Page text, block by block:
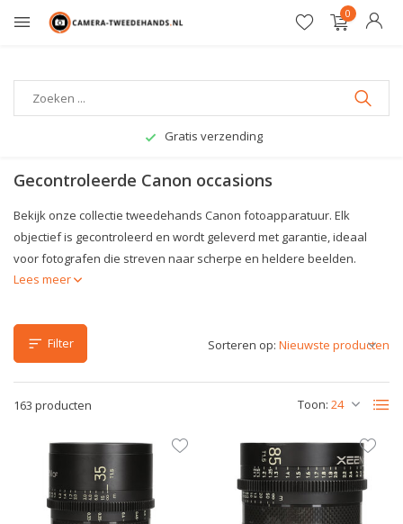
0
Gratis verzending
Gecontroleerde Canon occasions
Bekijk onze collectie tweedehands Canon fotoapparatuur. Elk
objectief is gecontroleerd en wordt geleverd met garantie, ideaal
voor fotografen die streven naar scherpe en heldere beelden.
Lees meer
Filter
163 producten Toon:
Sorteren op: